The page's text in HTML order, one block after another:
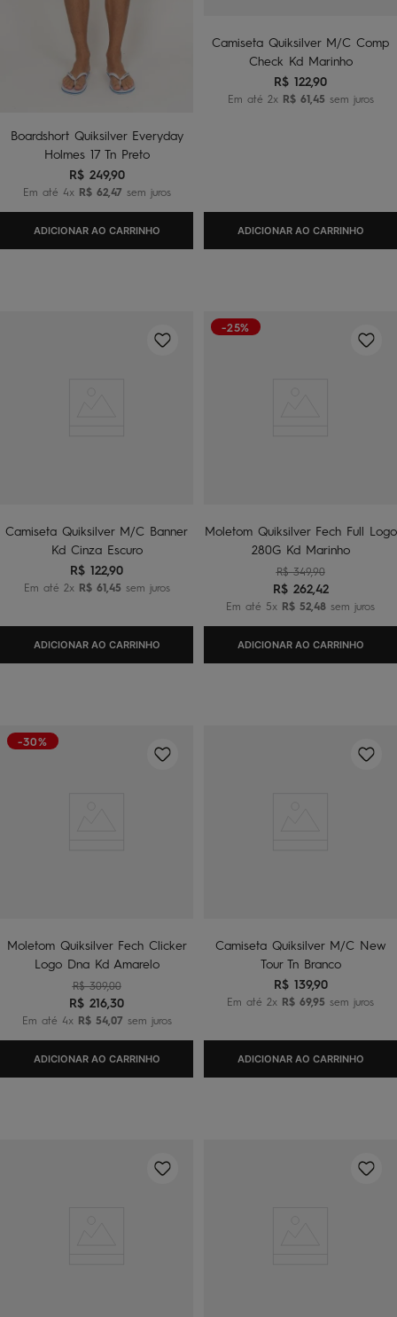
Boardshort Quiksilver Everyday
Holmes 17 Tn Preto
R$ 249,90
Em até 4x R$ 62, 47 sem juros
ADICIONAR AO CARRINHO
Camiseta Quiksilver M/C Comp
Check Kd Marinho
R$ 122,90
Em até 2x R$ 61, 45 sem juros
ADICIONAR AO CARRINHO
Camiseta Quiksilver M/C Banner
Kd Cinza Escuro
R$ 122,90
Em até 2x R$ 61, 45 sem juros
ADICIONAR AO CARRINHO
-25%
Moletom Quiksilver Fech Full Logo
280G Kd Marinho
R$ 349,90
R$ 262,42
Em até 5x R$ 52 48 sem juros
ADICIONAR AO CARRINHO
-30%
Moletom Quiksilver Fech Clicker
Logo Dna Kd Amarelo
R$ 309,00
R$ 216,30
Em até 4x R$ 54, 07 sem juros
ADICIONAR AO CARRINHO
Camiseta Quiksilver M/C New
Tour Tn Branco
R$ 139,90
Em até 2x R$ 69,95 sem juros
ADICIONAR AO CARRINHO